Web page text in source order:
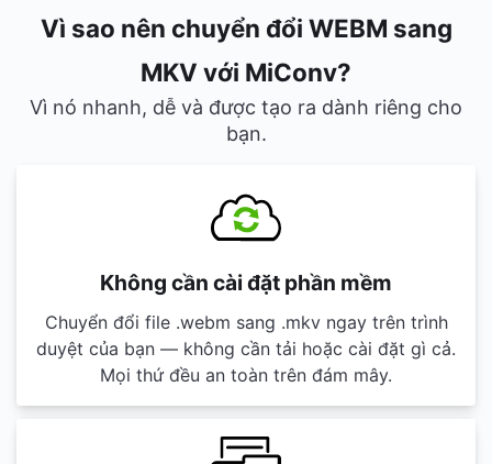
Vì sao nên chuyển đổi WEBM sang
MKV với MiConv?
Vì nó nhanh, dễ và được tạo ra dành riêng cho
bạn.
Không cần cài đặt phần mềm
Chuyển đổi file .webm sang .mkv ngay trên trình
duyệt của bạn — không cần tải hoặc cài đặt gì cả.
Mọi thứ đều an toàn trên đám mây.